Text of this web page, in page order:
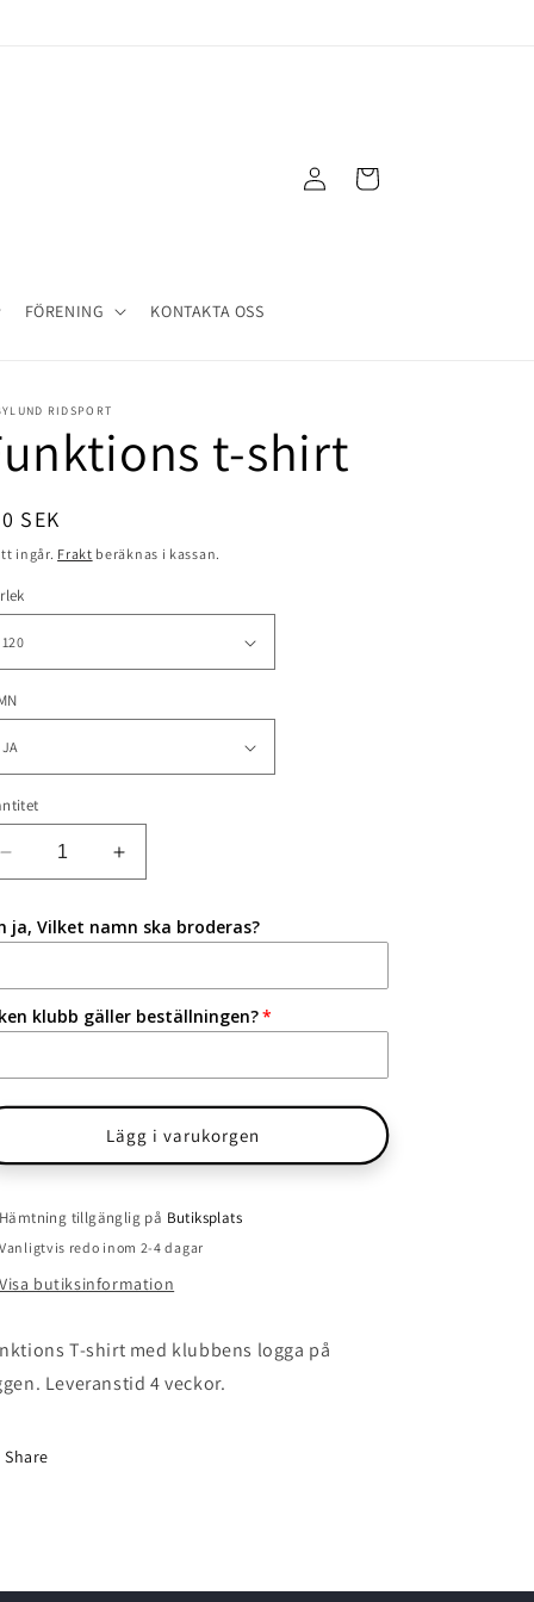
FÖRENING KONTAKTA OSS
in
Varukorg
RIDSPORT
t-shirt
SEK
ingår. Frakt beräknas i kassan.
Minska
kvantitet
Funktions
shirt
Öka
kvantitet
Funktions
shirt
ja, Vilket namn ska broderas?
klubb gäller beställningen?
Lägg i varukorgen
Hämtning tillgänglig på Butiksplats
Vanligtvis redo inom 2-4 dagar
Visa butiksinformation
T-shirt med klubbens logga på
Leveranstid 4 veckor.
Share